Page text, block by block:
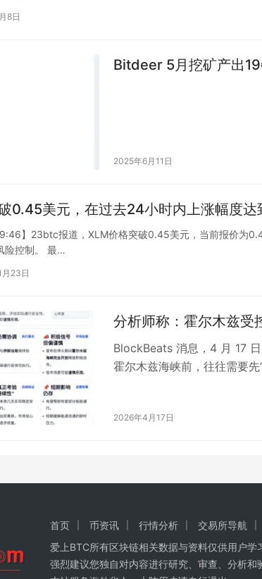
8日
Bitdeer 5月挖矿产出
2025年6月11日
0.45美元，在过去24小时内上涨幅度达
】23btc报道，XLM价格突破0.45美元，当前报价为
险控制。 最…
23日
分析师称：霍尔木兹受
BlockBeats 消息，4 月 17
霍尔木兹海峡前，往往需要
2026年4月17日
首页 币资讯 行情分析 交易所导航
爱上BTC所有区块链相关数据与资料仅供用户
强烈建议您独自对内容进行研究、审查、分析